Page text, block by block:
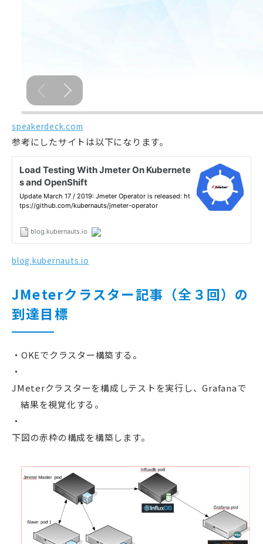
speakerdeck.com
参考にしたサイトは以下になります。
blog.kubernauts.io
JMeterクラスター記事（全３回）の
到達目標
OKEでクラスター構築する。
JMeterクラスターを構成しテストを実行し、Grafanaで
結果を視覚化する。
下図の赤枠の構成を構築します。